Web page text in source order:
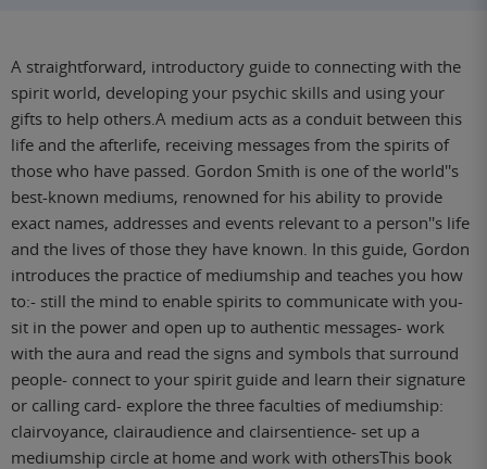
A straightforward, introductory guide to connecting with the
spirit world, developing your psychic skills and using your
gifts to help others.A medium acts as a conduit between this
life and the afterlife, receiving messages from the spirits of
those who have passed. Gordon Smith is one of the world''s
best-known mediums, renowned for his ability to provide
exact names, addresses and events relevant to a person''s life
and the lives of those they have known. In this guide, Gordon
introduces the practice of mediumship and teaches you how
to:- still the mind to enable spirits to communicate with you-
sit in the power and open up to authentic messages- work
with the aura and read the signs and symbols that surround
people- connect to your spirit guide and learn their signature
or calling card- explore the three faculties of mediumship:
clairvoyance, clairaudience and clairsentience- set up a
mediumship circle at home and work with othersThis book